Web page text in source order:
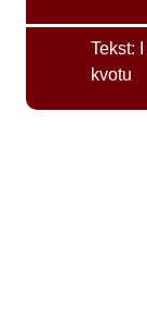
Tekst:
kvotu